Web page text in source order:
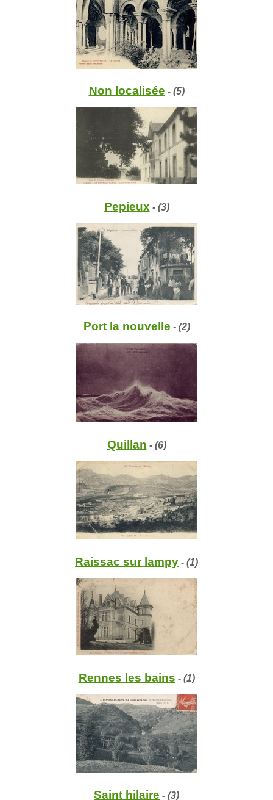
Non localisée - (5)
Pepieux - (3)
Port la nouvelle - (2)
Quillan - (6)
Raissac sur lampy - (1)
Rennes les bains - (1)
Saint hilaire - (3)